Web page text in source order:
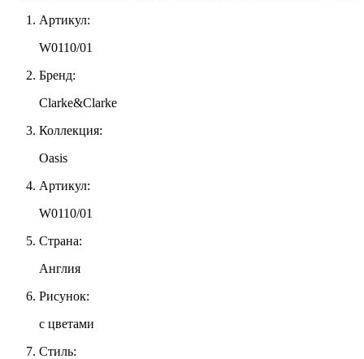
Артикул:
W0110/01
Бренд:
Clarke&Clarke
Коллекция:
Oasis
Артикул:
W0110/01
Страна:
Англия
Рисунок:
с цветами
Стиль: